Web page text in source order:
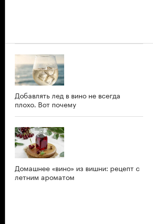
Добавлять лед в вино не всегда
плохо. Вот почему
Домашнее «вино» из вишни: рецепт с
летним ароматом